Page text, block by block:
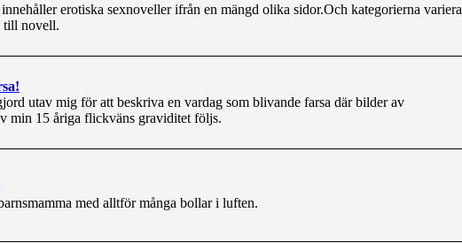
erotiska sexnoveller ifrån en mängd olika sidor.Och kategorierna variera
till novell.
utav mig för att beskriva en vardag som blivande farsa där bilder av
min 15 åriga flickväns graviditet följs.
med alltför många bollar i luften.